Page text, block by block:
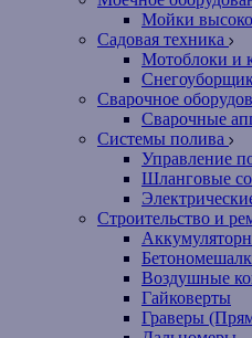
Мойки
Садовая техника
Мотоблоки и
Сварочное
Сварочные
Системы полива
Управление
Шланговые
Строительство и
Воздушные
Гайковерты
Граверы